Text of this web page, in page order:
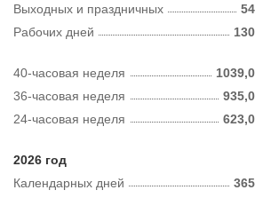
Рабочих дней 130
Выходных и праздничных 54
40-часовая неделя
1039,0
36-часовая неделя
935,0
24-часовая неделя
623,0
2026 год
Календарных дней
365